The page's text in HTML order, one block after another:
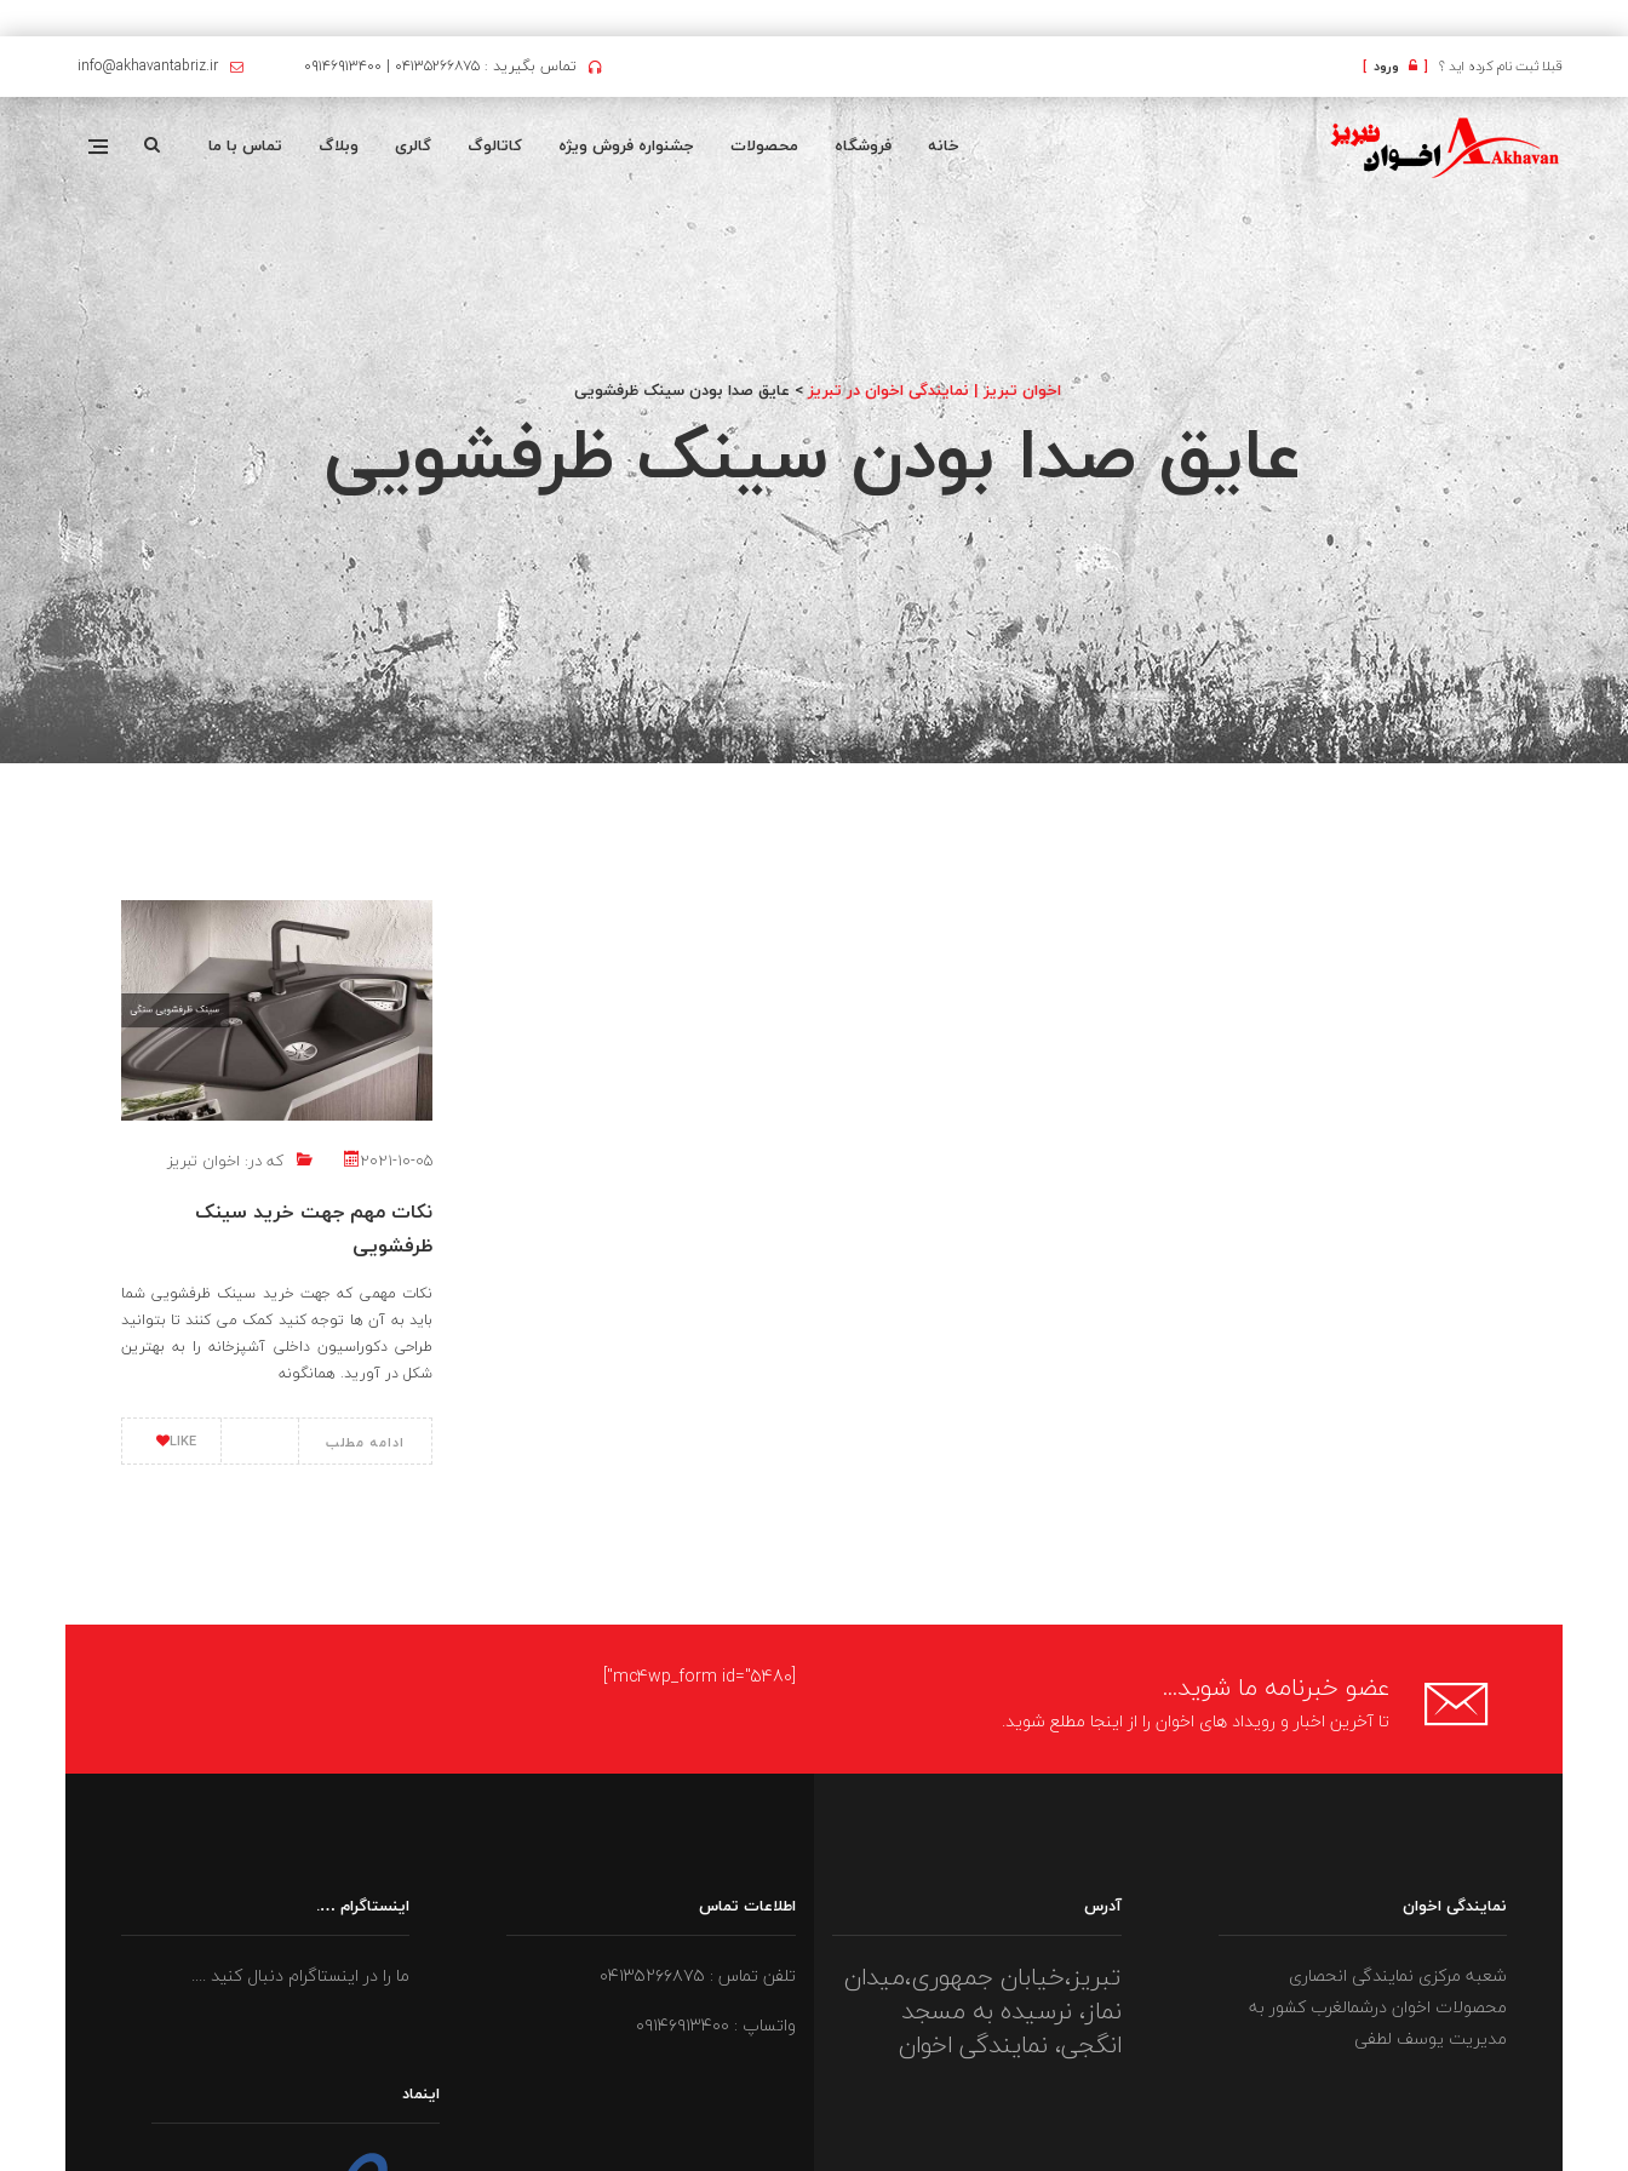
قبلا ثبت نام کرده اید ؟ [ ورود] تماس بگیرید : ۰۴۱۳۵۲۶۶۸۷۵ | ۰۹۱۴۶۹۱۳۴۰۰ info@akhavantabriz.ir
خانه فروشگاه محصولات جشنواره فروش ویژه کاتالوگ گالری وبلاگ تماس با ما
اخوان تبریز | نمایندگی اخوان در تبریز>عایق صدا بودن سینک ظرفشویی
عایق صدا بودن سینک ظرفشویی
2021-10-05 که در: اخوان تبریز
نکات مهم جهت خرید سینک
ظرفشویی
نکات مهمی که جهت خرید سینک ظرفشویی شما
باید به آن ها توجه کنید کمک می کنند تا بتوانید
طراحی دکوراسیون داخلی آشپزخانه را به بهترین
شکل در آورید. همانگونه
LIKE ادامه مطلب
عضو خبرنامه ما شوید...
تا آخرین اخبار و رویداد های اخوان را از اینجا مطلع شوید.
[mc4wp_form id="5480"]
نمایندگی اخوان
شعبه مرکزی نمایندگی انحصاری
محصولات اخوان درشمالغرب کشور به
مدیریت یوسف لطفی
آدرس
تبریز،خیابان جمهوری،میدان
نماز، نرسیده به مسجد
انگجی، نمایندگی اخوان
اطلاعات تماس
تلفن تماس : ۰۴۱۳۵۲۶۶۸۷۵
واتساپ : ۰۹۱۴۶۹۱۳۴۰۰
اینستاگرام ….
ما را در اینستاگرام دنبال کنید ....
اینماد